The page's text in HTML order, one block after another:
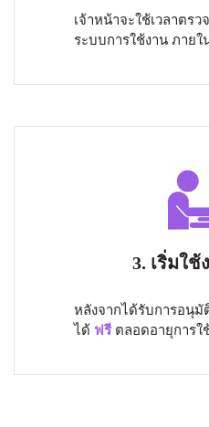
เจ้าหน้าจะใช้เวลาตร
ระบบการใช้งาน ภายใ
3. เริ่มใช้
หลังจากได้รับการอนุมั
ได้ ฟรีตลอดอายุการใ